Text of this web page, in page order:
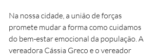
Na nossa cidade, a união de forças
promete mudar a forma como cuidamos
do bem-estar emocional da população. A
vereadora Cássia Greco e o vereador